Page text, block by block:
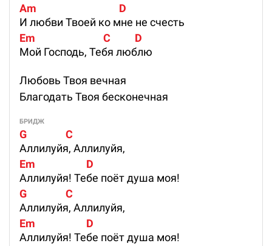
Am                                  D
И любви Твоей ко мне не счесть
Em                            C          D
Мой Господь, Тебя люблю
Любовь Твоя вечная
Благодать Твоя бесконечная
БРИДЖ
G                C
Аллилуйя, Аллилуйя,
Em                     D
Аллилуйя! Тебе поёт душа моя!
G                C
Аллилуйя, Аллилуйя,
Em                     D
Аллилуйя! Тебе поёт душа моя!